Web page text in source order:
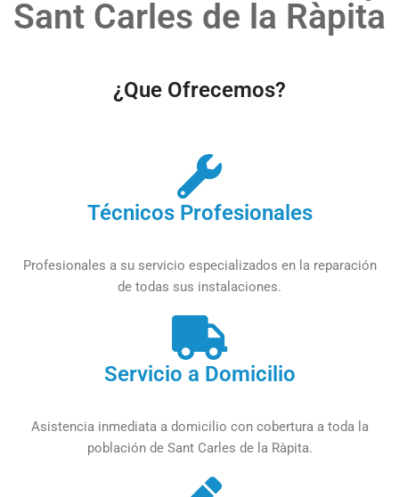
Sant Carles de la Ràpita
¿Que Ofrecemos?
Técnicos Profesionales
Profesionales a su servicio especializados en la reparación
de todas sus instalaciones.
Servicio a Domicilio
Asistencia inmediata a domicilio con cobertura a toda la
población de Sant Carles de la Ràpita.